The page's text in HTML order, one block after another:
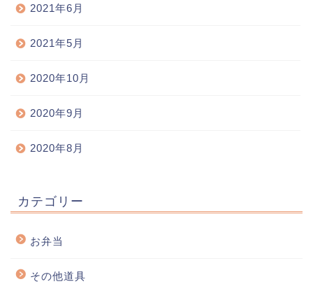
2021年6月
2021年5月
2020年10月
2020年9月
2020年8月
カテゴリー
お弁当
その他道具